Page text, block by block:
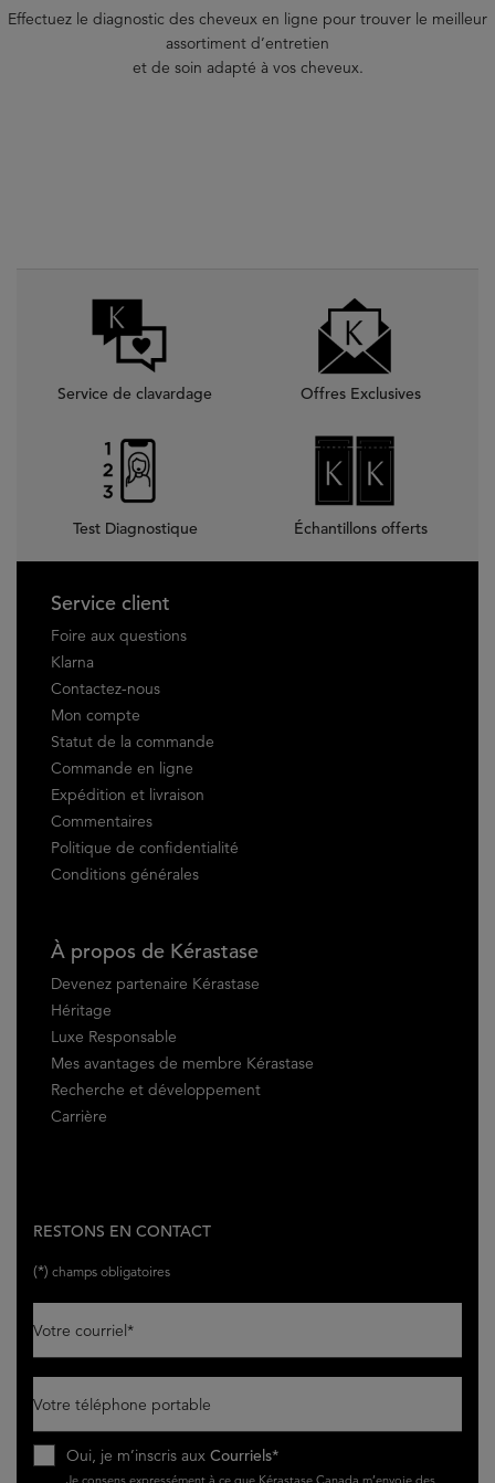
Effectuez le diagnostic des cheveux en ligne pour trouver le meilleur
assortiment d’entretien
et de soin adapté à vos cheveux.
Service de clavardage Offres Exclusives
Test Diagnostique Échantillons offerts
Service client
Foire aux questions
Klarna
Contactez-nous
Mon compte
Statut de la commande
Commande en ligne
Expédition et livraison
Commentaires
Politique de confidentialité
Conditions générales
À propos de Kérastase
Devenez partenaire Kérastase
Héritage
Luxe Responsable
Mes avantages de membre Kérastase
Recherche et développement
Carrière
RESTONS EN CONTACT
(*) champs obligatoires
Votre courriel*
Votre téléphone portable
Oui, je m’inscris aux Courriels*